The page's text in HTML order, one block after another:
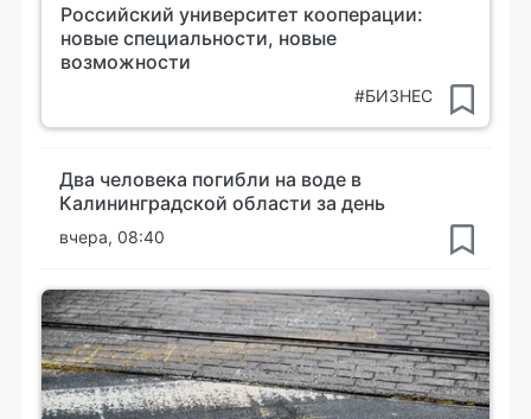
Российский университет кооперации:
новые специальности, новые
возможности
#БИЗНЕС
Два человека погибли на воде в
Калининградской области за день
вчера, 08:40